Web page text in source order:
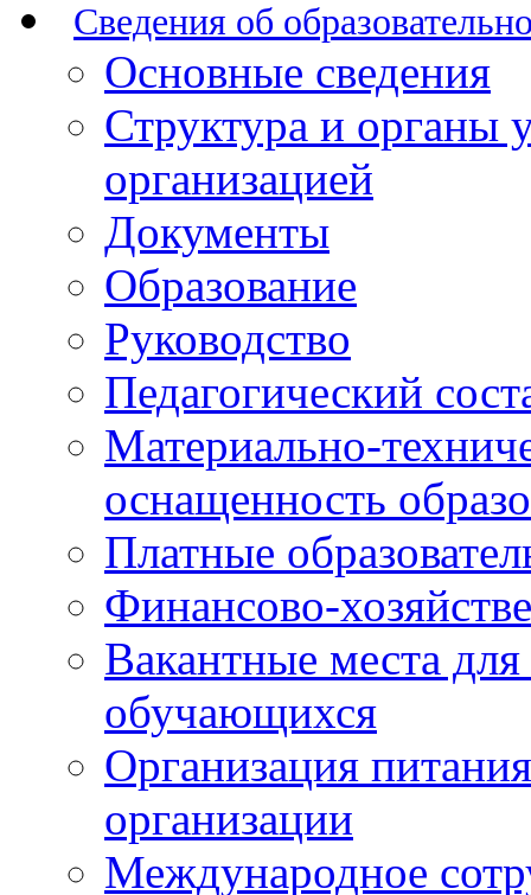
Сведения об
Основные сведения
Структура и органы
организацией
Документы
Образование
Руководство
Педагогический
Материально-
оснащенность
Платные
Финансово-
Вакантные места
обучающихся
Организация
организации
Международное